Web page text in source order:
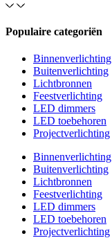
Populaire categoriën
Binnenverlichting
Buitenverlichting
Lichtbronnen
Feestverlichting
LED dimmers
LED toebehoren
Projectverlichting
Binnenverlichting
Buitenverlichting
Lichtbronnen
Feestverlichting
LED dimmers
LED toebehoren
Projectverlichting